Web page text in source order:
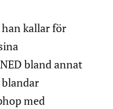
kallar för
bland annat
med